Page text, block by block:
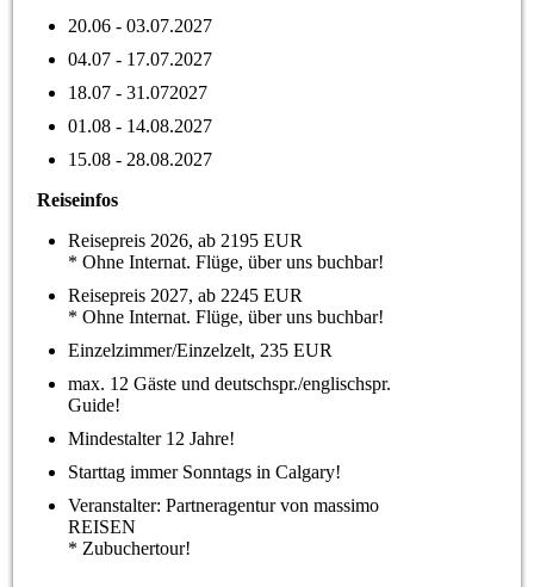
20.06 - 03.07.2027
04.07 - 17.07.2027
18.07 - 31.072027
01.08 - 14.08.2027
15.08 - 28.08.2027
Reiseinfos
Reisepreis 2026, ab 2195 EUR
* Ohne Internat. Flüge, über uns buchbar!
Reisepreis 2027, ab 2245 EUR
* Ohne Internat. Flüge, über uns buchbar!
Einzelzimmer/Einzelzelt, 235 EUR
max. 12 Gäste und deutschspr./englischspr.
Guide!
Mindestalter 12 Jahre!
Starttag immer Sonntags in Calgary!
Veranstalter: Partneragentur von massimo
REISEN
* Zubuchertour!